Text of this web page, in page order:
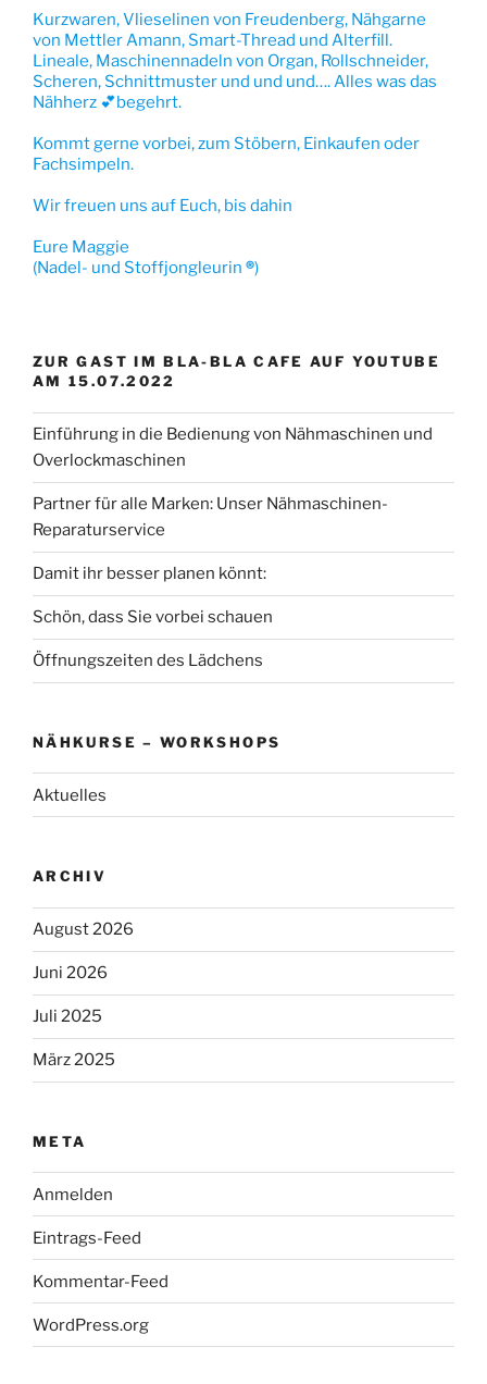
Kurzwaren, Vlieselinen von Freudenberg, Nähgarne
von Mettler Amann, Smart-Thread und Alterfill.
Lineale, Maschinennadeln von Organ, Rollschneider,
Scheren, Schnittmuster und und und…. Alles was das
Nähherz 💕begehrt.
Kommt gerne vorbei, zum Stöbern, Einkaufen oder
Fachsimpeln.
Wir freuen uns auf Euch, bis dahin
Eure Maggie
(Nadel- und Stoffjongleurin ®)
ZUR GAST IM BLA-BLA CAFE AUF YOUTUBE
AM 15.07.2022
Einführung in die Bedienung von Nähmaschinen und
Overlockmaschinen
Partner für alle Marken: Unser Nähmaschinen-
Reparaturservice
Damit ihr besser planen könnt:
Schön, dass Sie vorbei schauen
Öffnungszeiten des Lädchens
NÄHKURSE – WORKSHOPS
Aktuelles
ARCHIV
August 2026
Juni 2026
Juli 2025
März 2025
META
Anmelden
Eintrags-Feed
Kommentar-Feed
WordPress.org